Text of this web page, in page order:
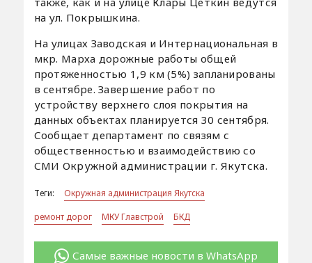
на ул. Покрышкина.
На улицах Заводская и Интернациональная в
мкр. Марха дорожные работы общей
протяженностью 1,9 км (5%) запланированы
в сентябре. Завершение работ по
устройству верхнего слоя покрытия на
данных объектах планируется 30 сентября.
Сообщает департамент по связям с
общественностью и взаимодействию со
СМИ Окружной администрации г. Якутска.
Теги:
Окружная администрация Якутска
ремонт дорог
МКУ Главстрой БКД
Самые важные новости в WhatsApp